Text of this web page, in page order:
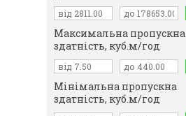
Максимальна пропускна
здатність, куб.м/год
Мінімальна пропускна
здатність, куб.м/год